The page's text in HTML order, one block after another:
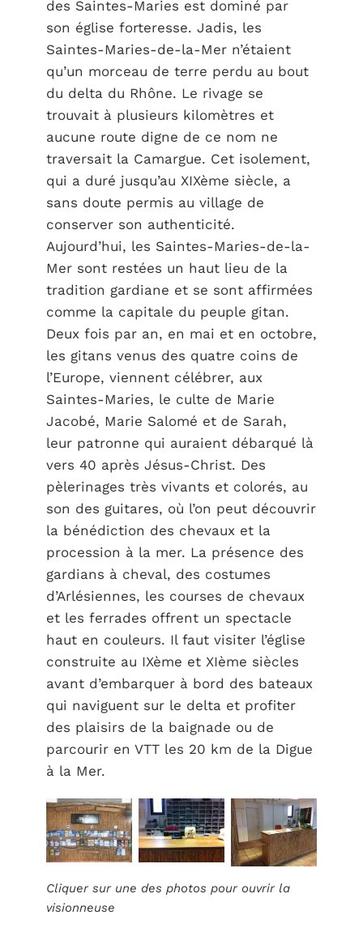
des Saintes-Maries est dominé par
son église forteresse. Jadis, les
Saintes-Maries-de-la-Mer n’étaient
qu’un morceau de terre perdu au bout
du delta du Rhône. Le rivage se
trouvait à plusieurs kilomètres et
aucune route digne de ce nom ne
traversait la Camargue. Cet isolement,
qui a duré jusqu’au XIXème siècle, a
sans doute permis au village de
conserver son authenticité.
Aujourd’hui, les Saintes-Maries-de-la-
Mer sont restées un haut lieu de la
tradition gardiane et se sont affirmées
comme la capitale du peuple gitan.
Deux fois par an, en mai et en octobre,
les gitans venus des quatre coins de
l’Europe, viennent célébrer, aux
Saintes-Maries, le culte de Marie
Jacobé, Marie Salomé et de Sarah,
leur patronne qui auraient débarqué là
vers 40 après Jésus-Christ. Des
pèlerinages très vivants et colorés, au
son des guitares, où l’on peut découvrir
la bénédiction des chevaux et la
procession à la mer. La présence des
gardians à cheval, des costumes
d’Arlésiennes, les courses de chevaux
et les ferrades offrent un spectacle
haut en couleurs. Il faut visiter l’église
construite au IXème et XIème siècles
avant d’embarquer à bord des bateaux
qui naviguent sur le delta et profiter
des plaisirs de la baignade ou de
parcourir en VTT les 20 km de la Digue
à la Mer.
Cliquer sur une des photos pour ouvrir la
visionneuse